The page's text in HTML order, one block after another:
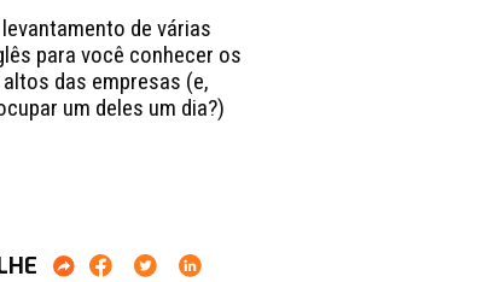
de várias
para você conhecer os
das empresas (e,
um deles um dia?)